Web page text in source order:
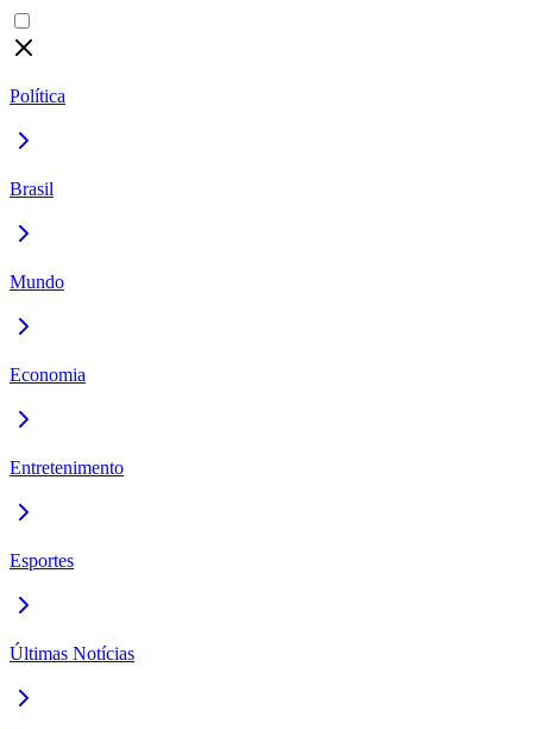
Política
Brasil
Mundo
Economia
Entretenimento
Esportes
Últimas Notícias